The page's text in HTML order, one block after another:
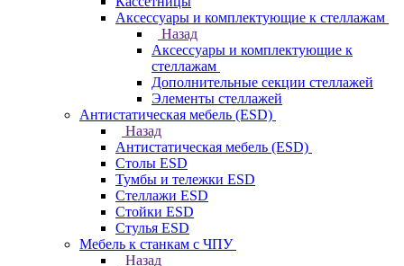
Аксесcуары и комплектующие к стеллажам
Назад
Аксесcуары и комплектующие к
стеллажам
Дополнительные секции стеллажей
Элементы стеллажей
Антистатическая мебель (ESD)
Назад
Антистатическая мебель (ESD)
Столы ESD
Тумбы и тележки ESD
Стеллажи ESD
Стойки ESD
Стулья ESD
Мебель к станкам с ЧПУ
Назад